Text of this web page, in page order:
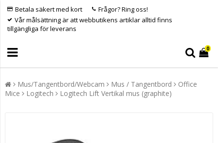
Betala säkert med kort
Frågor? Ring oss!
Vår målsättning är att webbutikens artiklar alltid finns
tillgängliga för leverans
0
Mus/Tangentbord/Webcam Mus / Tangentbord
Office
Mice
Logitech Logitech Lift Vertikal mus (graphite)